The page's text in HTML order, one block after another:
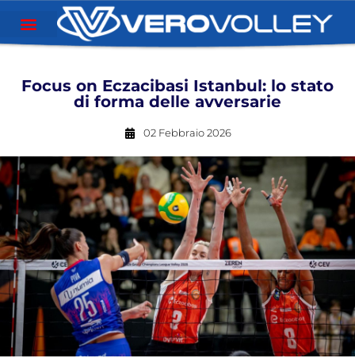
Focus on Eczacibasi Istanbul: lo stato
di forma delle avversarie
02 Febbraio 2026